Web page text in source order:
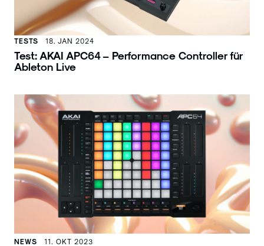
TESTS 18. JAN 2024
Test: AKAI APC64 – Performance Controller für
Ableton Live
NEWS 11. OKT 2023